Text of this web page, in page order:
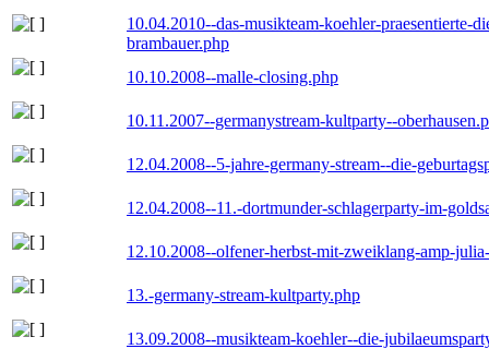
10.04.2010--das-musikteam-koehler-praesentierte-
brambauer.php
10.10.2008--malle-closing.php
10.11.2007--germanystream-kultparty--
12.04.2008--5-jahre-germany-stream--die-
12.04.2008--11.-dortmunder-schlagerparty-im-
12.10.2008--olfener-herbst-mit-zweiklang-amp-
13.-germany-stream-kultparty.php
13.09.2008--musikteam-koehler--die-